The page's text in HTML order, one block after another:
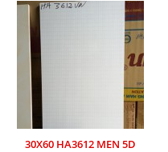
30X60 HA3612 MEN 5D